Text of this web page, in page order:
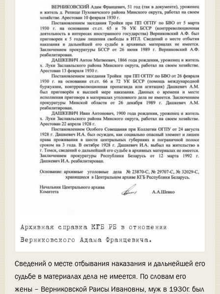
Архивная справка КГБ РБ в отношении
Верниковского Адама Францевича.
Сведений о месте отбывания наказания и дальнейшей его
судьбе в материалах дела не имеется. По словам его
жены – Верниковской Раисы Ивановны, муж в 1930г. был